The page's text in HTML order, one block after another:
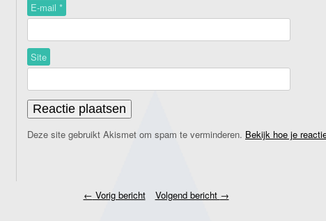
E-mail *
Site
Deze site gebruikt Akismet om spam te verminderen. Bekijk hoe je
← Vorig bericht Volgend bericht →